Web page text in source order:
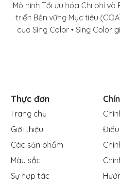
Mô hình Tối ưu hóa Chi phí và
triển Bền vững Mục tiêu
của Sing Color • Sing Color
Thực đơn
Trang chủ
Giới thiệu
Các sản phẩm
Màu sắc
Sự hợp tác